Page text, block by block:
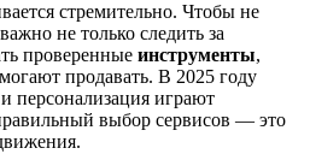
стремительно. Чтобы не
не только следить за
проверенные инструменты,
продавать. В 2025 году
персонализация играют
выбор сервисов — это